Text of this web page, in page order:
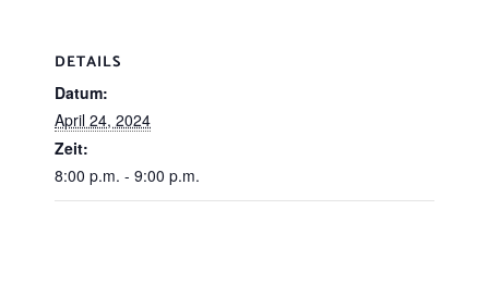
DETAILS
Datum:
April 24, 2024
Zeit:
8:00 p.m. - 9:00 p.m.